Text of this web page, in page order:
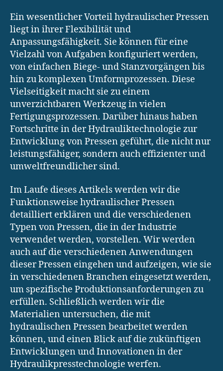
Ein wesentlicher Vorteil hydraulischer Pressen
liegt in ihrer Flexibilität und
Anpassungsfähigkeit. Sie können für eine
Vielzahl von Aufgaben konfiguriert werden,
von einfachen Biege- und Stanzvorgängen bis
hin zu komplexen Umformprozessen. Diese
Vielseitigkeit macht sie zu einem
unverzichtbaren Werkzeug in vielen
Fertigungsprozessen. Darüber hinaus haben
Fortschritte in der Hydrauliktechnologie zur
Entwicklung von Pressen geführt, die nicht nur
leistungsfähiger, sondern auch effizienter und
umweltfreundlicher sind.
Im Laufe dieses Artikels werden wir die
Funktionsweise hydraulischer Pressen
detailliert erklären und die verschiedenen
Typen von Pressen, die in der Industrie
verwendet werden, vorstellen. Wir werden
auch auf die verschiedenen Anwendungen
dieser Pressen eingehen und aufzeigen, wie sie
in verschiedenen Branchen eingesetzt werden,
um spezifische Produktionsanforderungen zu
erfüllen. Schließlich werden wir die
Materialien untersuchen, die mit
hydraulischen Pressen bearbeitet werden
können, und einen Blick auf die zukünftigen
Entwicklungen und Innovationen in der
Hydraulikpresstechnologie werfen.